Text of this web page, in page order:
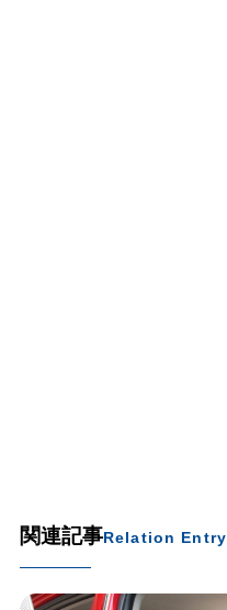
関連記事Relation Entry